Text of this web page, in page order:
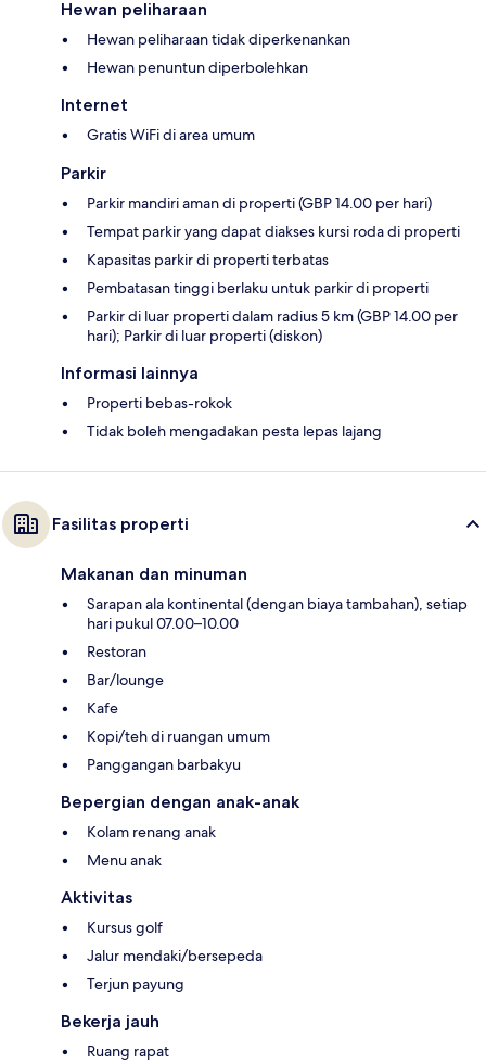
Hewan peliharaan
Hewan peliharaan tidak diperkenankan
Hewan penuntun diperbolehkan
Internet
Gratis WiFi di area umum
Parkir
Parkir mandiri aman di properti (GBP 14.00 per hari)
Tempat parkir yang dapat diakses kursi roda di properti
Kapasitas parkir di properti terbatas
Pembatasan tinggi berlaku untuk parkir di properti
Parkir di luar properti dalam radius 5 km (GBP 14.00 per
hari); Parkir di luar properti (diskon)
Informasi lainnya
Properti bebas-rokok
Tidak boleh mengadakan pesta lepas lajang
Fasilitas properti
Makanan dan minuman
Sarapan ala kontinental (dengan biaya tambahan), setiap
hari pukul 07.00–10.00
Restoran
Bar/lounge
Kafe
Kopi/teh di ruangan umum
Panggangan barbakyu
Bepergian dengan anak-anak
Kolam renang anak
Menu anak
Aktivitas
Kursus golf
Jalur mendaki/bersepeda
Terjun payung
Bekerja jauh
Ruang rapat